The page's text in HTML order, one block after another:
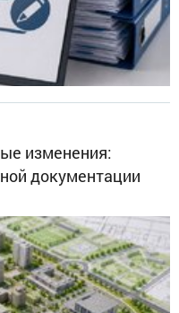
изменения:
документации